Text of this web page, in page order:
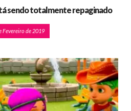
sendo totalmente repaginado
Fevereiro de 2019